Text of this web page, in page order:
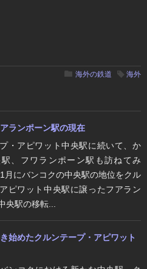
海外の鉄道 海外
ランポーン駅の現在
・アピワット中央駅に続いて、か
、フワランポーン駅も訪ねてみ
月にバンコクの中央駅の地位をクル
ピワット中央駅に譲ったフアラン
央駅の移転...
始めたクルンテープ・アピワット